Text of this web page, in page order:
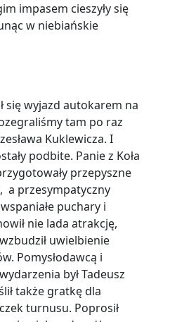
impasem cieszyły się
w niebiańskie
się wyjazd autokarem na
tam po raz
Kuklewicza. I
podbite. Panie z Koła
przepyszne
a przesympatyczny
puchary i
nie lada atrakcję,
uwielbienie
Pomysłodawcą i
był Tadeusz
także gratkę dla
turnusu. Poprosił